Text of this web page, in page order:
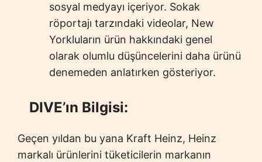
sosyal medyayı içeriyor. Sokak
röportajı tarzındaki videolar, New
Yorkluların ürün hakkındaki genel
olarak olumlu düşüncelerini daha ürünü
denemeden anlatırken gösteriyor.
DIVE’ın Bilgisi:
Geçen yıldan bu yana Kraft Heinz, Heinz
markalı ürünlerini tüketicilerin markanın